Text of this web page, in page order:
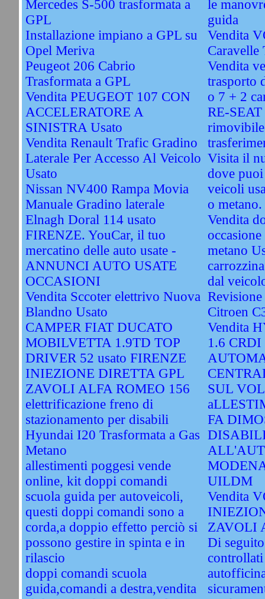
Mercedes S-500 trasformata a
GPL
Installazione impiano a GPL su
Opel Meriva
Peugeot 206 Cabrio
Trasformata a GPL
Vendita PEUGEOT 107 CON
ACCELERATORE A
SINISTRA Usato
Vendita Renault Trafic Gradino
Laterale Per Accesso Al Veicolo
Usato
Nissan NV400 Rampa Movia
Manuale Gradino laterale
Elnagh Doral 114 usato
FIRENZE. YouCar, il tuo
mercatino delle auto usate -
ANNUNCI AUTO USATE
OCCASIONI
Vendita Sccoter elettrivo Nuova
Blandno Usato
CAMPER FIAT DUCATO
MOBILVETTA 1.9TD TOP
DRIVER 52 usato FIRENZE
INIEZIONE DIRETTA GPL
ZAVOLI ALFA ROMEO 156
elettrificazione freno di
stazionamento per disabili
Hyundai I20 Trasformata a Gas
Metano
allestimenti poggesi vende
online, kit doppi comandi
scuola guida per autoveicoli,
questi doppi comandi sono a
corda,a doppio effetto perciò si
possono gestire in spinta e in
rilascio
doppi comandi scuola
guida,comandi a destra,vendita
le
guida
Vendita
Caravelle
Vendita
trasporto
o 7 + 2
RE-SEAT
Visita il
dove
veicoli
o metano.
Vendita
metano
dal
Citroen
Vendita
1.6
SUL
FA
UILDM
Vendita
ZAVOLI
Di